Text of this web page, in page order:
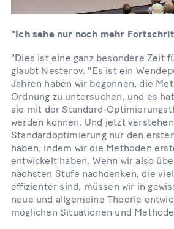
"Ich sehe nur noch mehr
"Dies ist eine ganz besondere Zeit
glaubt Nesterov. "Es ist ein
Jahren haben wir begonnen, die
Ordnung zu untersuchen, und es
sie mit der Standard-
werden können. Und jetzt
Standardoptimierung nur den
haben, indem wir die Methoden
entwickelt haben. Wenn wir also
nächsten Stufe nachdenken, die
effizienter sind, müssen wir in
neue und allgemeine Theorie
möglichen Situationen und